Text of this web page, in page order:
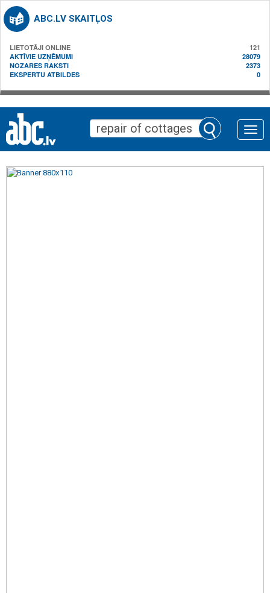
ABC.LV SKAITĻOS
LIETOTĀJI ONLINE
121
AKTĪVIE UZŅĒMUMI
28079
NOZARES RAKSTI
2373
EKSPERTU ATBILDES
0
Toggle